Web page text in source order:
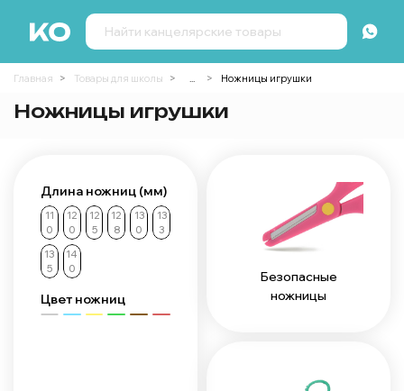
Главная Товары для школы ... Ножницы игрушки
Ножницы игрушки
Длина ножниц (мм)
11
0
12
0
12
5
12
8
13
0
13
3
13
5
14
0
Цвет ножниц
Безопасные
ножницы